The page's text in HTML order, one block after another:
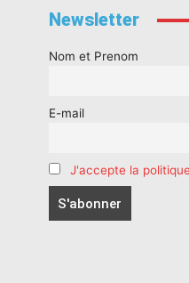
Newsletter
Nom et Prenom
E-mail
J'accepte la